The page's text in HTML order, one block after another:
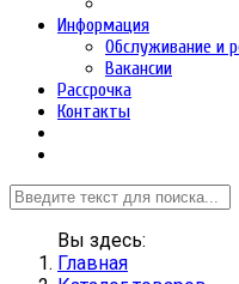
Информация
Обслуживание и
Вакансии
Рассрочка
Контакты
Вы здесь:
Главная